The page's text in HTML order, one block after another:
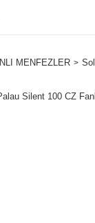
MENFEZLER